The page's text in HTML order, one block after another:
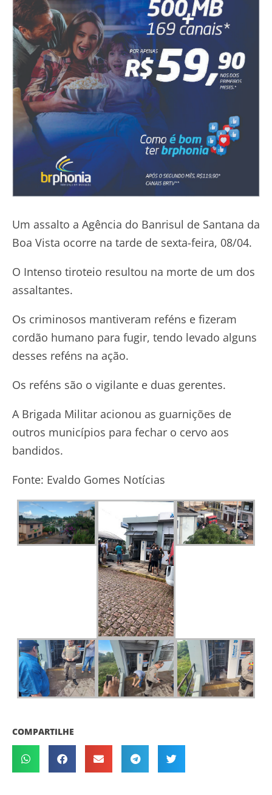
Um assalto a Agência do Banrisul de Santana da
Boa Vista ocorre na tarde de sexta-feira, 08/04.
O Intenso tiroteio resultou na morte de um dos
assaltantes.
Os criminosos mantiveram reféns e fizeram
cordão humano para fugir, tendo levado alguns
desses reféns na ação.
Os reféns são o vigilante e duas gerentes.
A Brigada Militar acionou as guarnições de
outros municípios para fechar o cervo aos
bandidos.
Fonte: Evaldo Gomes Notícias
COMPARTILHE